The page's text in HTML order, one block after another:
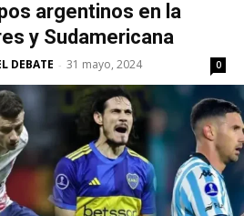
argentinos en la
y Sudamericana
DEBATE - 31 mayo, 2024 0